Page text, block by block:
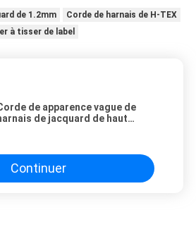
de 1.2mm
Corde de harnais de H-TEX
à tisser de label
de apparence vague de
de jacquard de haut
Continuer